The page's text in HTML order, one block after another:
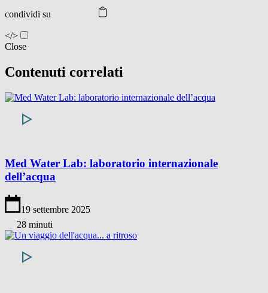
condividi su
</>
Close
Contenuti correlati
Med Water Lab: laboratorio internazionale
dell’acqua
19 settembre 2025
28 minuti